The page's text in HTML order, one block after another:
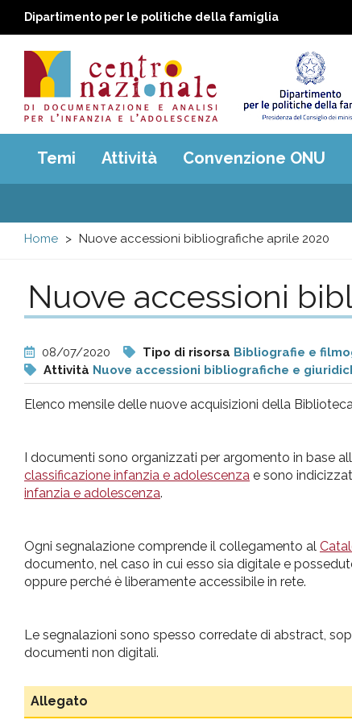
Dipartimento per le politiche della famiglia
Centro
nazionale
di
e
analisi
pr
e
Main
menu
Temi Attività Convenzione ONU
Home Nuove accessioni bibliografiche aprile 2020
Nuove accessioni
08/07/2020 Tipo di risorsa Bibliografie e
Attività Nuove accessioni bibliografiche e
Elenco mensile delle nuove acquisizioni della
I documenti sono organizzati per argomento in base
classificazione infanzia e adolescenza e sono
infanzia e adolescenza.
Ogni segnalazione comprende il collegamento al
documento, nel caso in cui esso sia digitale e
oppure perché è liberamente accessibile in rete.
Le segnalazioni sono spesso corredate di abstract,
documenti non digitali.
Allegato